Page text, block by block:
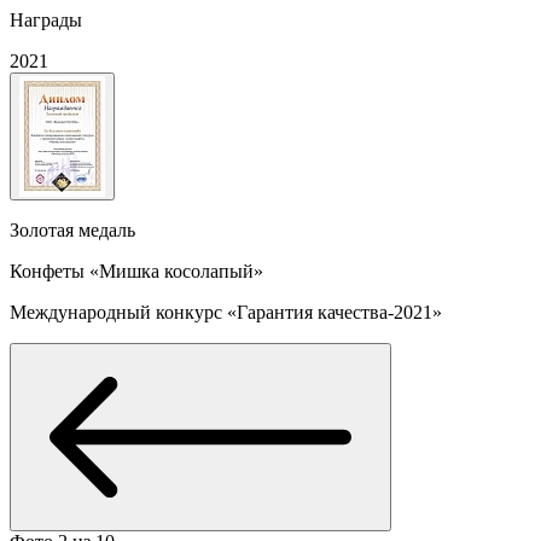
Награды
2021
Золотая медаль
Конфеты «Мишка косолапый»
Международный конкурс «Гарантия качества-2021»